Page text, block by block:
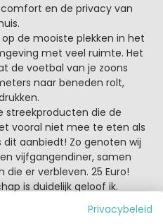
en de privacy van
de mooiste plekken in het
met veel ruimte. Het
de voetbal van je zoons
naar beneden rolt,
streekproducten die de
vooral niet mee te eten als
aanbiedt! Zo genoten wij
vijfgangendiner, samen
er verbleven. 25 Euro!
is duidelijk geloof ik.
een paar gezinnen per
Privacybeleid